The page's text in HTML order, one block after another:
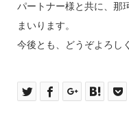
パートナー様と共に、那
まいります。
今後とも、どうぞよろし